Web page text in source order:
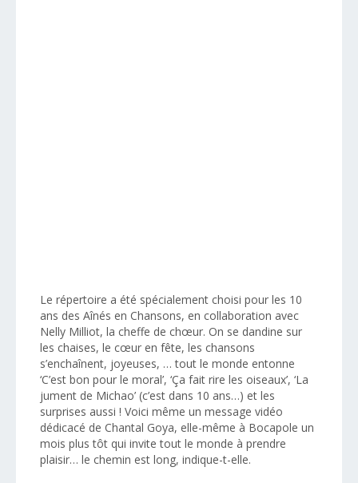
Le répertoire a été spécialement choisi pour les 10
ans des Aînés en Chansons, en collaboration avec
Nelly Milliot, la cheffe de chœur. On se dandine sur
les chaises, le cœur en fête, les chansons
s’enchaînent, joyeuses, … tout le monde entonne
‘C’est bon pour le moral’, ‘Ça fait rire les oiseaux’, ‘La
jument de Michao’ (c’est dans 10 ans…) et les
surprises aussi ! Voici même un message vidéo
dédicacé de Chantal Goya, elle-même à Bocapole un
mois plus tôt qui invite tout le monde à prendre
plaisir… le chemin est long, indique-t-elle.